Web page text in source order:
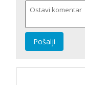
Pošalji